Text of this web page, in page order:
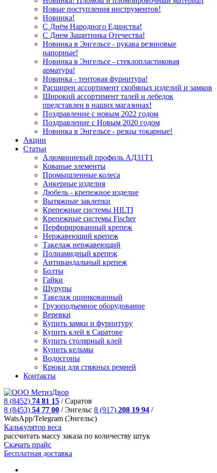
Новые поступления инструментов!
Новинка!
С Днём Народного Единства!
С Днем Защитника Отечества!
Новинка в Энгельсе - рукава резиновые
напорные!
Новинка в Энгельсе - стеклопластиковая
арматура!
Новинка - тентовая фурнитура!
Расширен ассортимент скобяных изделий и замков
Широкий ассортимент талей и лебедок
представлен в наших магазинах!
Поздравление с новым 2022 годом
Поздравление с Новым 2020 годом
Новинка в Энгельсе - резцы токарные!
Акции
Статьи
Алюминиевый профиль АД31Т1
Кованые элементы
Промышленные колеса
Анкерные изделия
Дюбель - крепежное изделие
Вытяжные заклепки
Крепежные системы HILTI
Крепежные системы Fischer
Перфорированный крепеж
Нержавеющий крепеж
Такелаж нержавеющий
Полиамидный крепеж
Антивандальный крепеж
Болты
Гайки
Шурупы
Такелаж оцинкованный
Грузоподъемное оборудование
Веревки
Купить замки и фурнитуру
Купить клей в Саратове
Купить столярный клей
Купить кельмы
Водосгоны
Крюки для стяжных ремней
Контакты
8 (8452) 74 81 15 /Саратов
8 (8453) 54 77 00 /Энгельс 8 (917) 208 19 94 /
WatsApp/Telegram (Энгельс)
Калькулятор веса
рассчитать массу заказа по количеству штук
Скачать прайс
Бесплатная доставка